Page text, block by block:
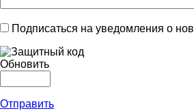
Подписаться на уведомления о
Обновить
Отправить